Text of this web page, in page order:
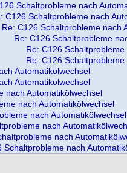
Schaltprobleme nach
C126 Schaltprobleme nach
Re: C126 Schaltprobleme nach
Re: C126 Schaltprobleme
Re: C126
Re: C126
Automatikölwechsel
Automatikölwechsel
nach Automatikölwechsel
nach Automatikölwechsel
nach Automatikölwechsel
nach
nach
Schaltprobleme nach